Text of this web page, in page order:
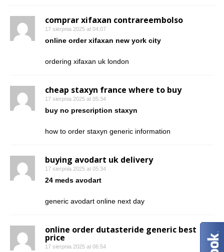
comprar xifaxan contrareembolso
17 sierpnia 2025 at 04:07
online order xifaxan new york city
ordering xifaxan uk london
cheap staxyn france where to buy
17 sierpnia 2025 at 05:34
buy no prescription staxyn
how to order staxyn generic information
buying avodart uk delivery
17 sierpnia 2025 at 05:34
24 meds avodart
generic avodart online next day
online order dutasteride generic best
price
17 sierpnia 2025 at 06:54